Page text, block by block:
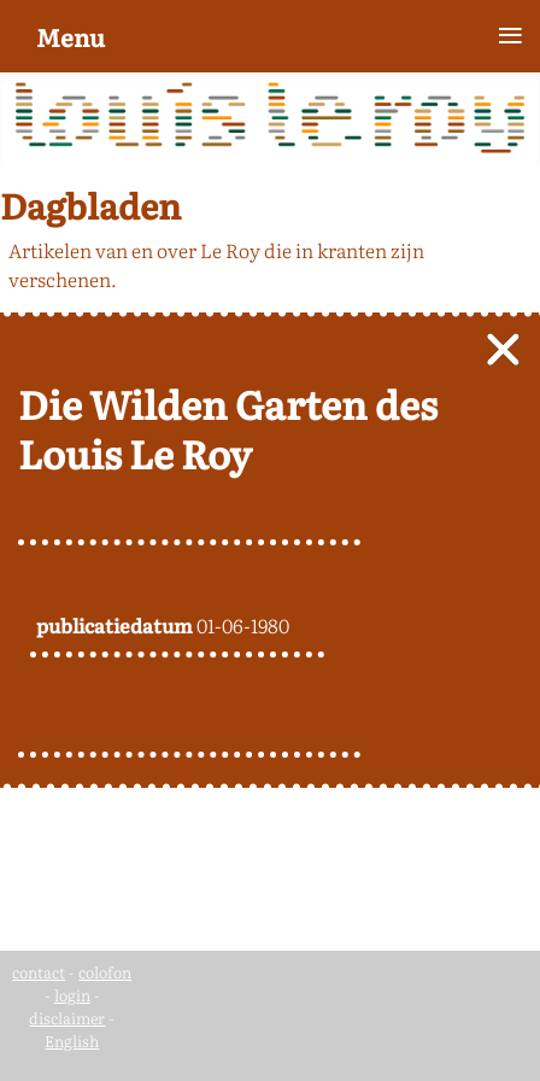
Dagbladen
Artikelen van en over Le Roy die in kranten zijn
verschenen.
Die Wilden Garten des
Louis Le Roy
publicatiedatum01-06-1980
contact - colofon
- login -
disclaimer -
English
Menu ≡